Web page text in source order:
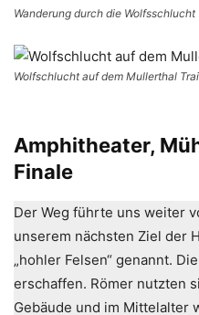
Wanderung durch die Wolfsschlucht
Wolfschlucht auf dem Mullerthal
Amphitheater,
Finale
Der Weg führte uns weiter
unserem nächsten Ziel der
„hohler Felsen“ genannt.
erschaffen. Römer nutzten
Gebäude und im Mittelalter